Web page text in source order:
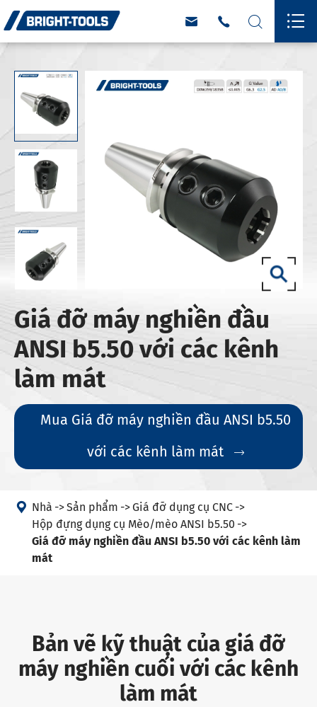
   
Giá đỡ máy nghiền đầu
ANSI b5.50 với các kênh
làm mát
Mua Giá đỡ máy nghiền đầu ANSI b5.50
với các kênh làm mát

 Nhà Sản phẩm
Giá đỡ dụng cụ CNC
Hộp đựng dụng cụ Mèo/mèo ANSI b5.50
Giá đỡ máy nghiền đầu ANSI b5.50 với các kênh làm
mát
Bản vẽ kỹ thuật của giá đỡ
máy nghiền cuối với các kênh
làm mát